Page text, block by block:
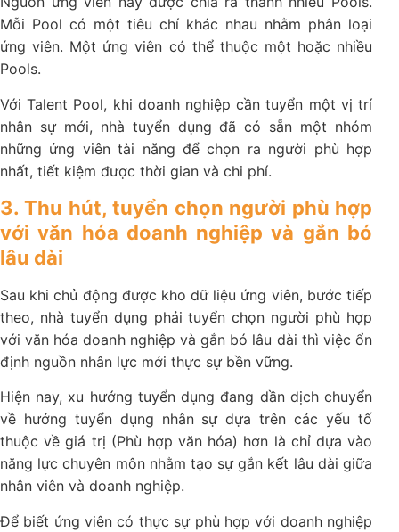
Mỗi Pool có một tiêu chí khác nhau nhằm phân loại
ứng viên. Một ứng viên có thể thuộc một hoặc nhiều
Pools.
Với Talent Pool, khi doanh nghiệp cần tuyển một vị trí
nhân sự mới, nhà tuyển dụng đã có sẵn một nhóm
những ứng viên tài năng để chọn ra người phù hợp
nhất, tiết kiệm được thời gian và chi phí.
3. Thu hút, tuyển chọn người phù hợp
với văn hóa doanh nghiệp và gắn bó
lâu dài
Sau khi chủ động được kho dữ liệu ứng viên, bước tiếp
theo, nhà tuyển dụng phải tuyển chọn người phù hợp
với văn hóa doanh nghiệp và gắn bó lâu dài thì việc ổn
định nguồn nhân lực mới thực sự bền vững.
Hiện nay, xu hướng tuyển dụng đang dần dịch chuyển
về hướng tuyển dụng nhân sự dựa trên các yếu tố
thuộc về giá trị (Phù hợp văn hóa) hơn là chỉ dựa vào
năng lực chuyên môn nhằm tạo sự gắn kết lâu dài giữa
nhân viên và doanh nghiệp.
Để biết ứng viên có thực sự phù hợp với doanh nghiệp